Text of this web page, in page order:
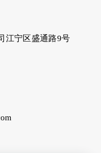
江宁区盛通路9号